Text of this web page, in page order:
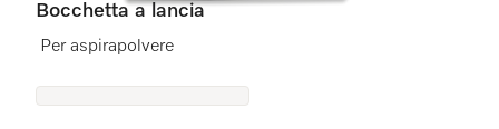
Bocchetta a lancia
Per aspirapolvere